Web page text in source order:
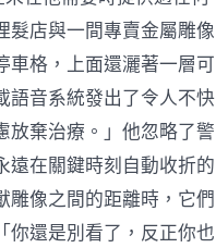
髮店與一間專賣金屬雕像
車格，上面還灑著一層可
語音系統發出了令人不快
放棄治療。」他忽略了警
遠在關鍵時刻自動收折的
雕像之間的距離時，它們
你還是別看了，反正你也